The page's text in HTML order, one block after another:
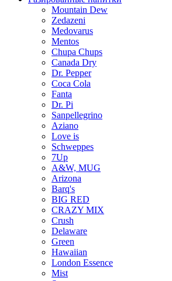
Mountain Dew
Zedazeni
Medovarus
Mentos
Chupa Chups
Canada Dry
Dr. Pepper
Coca Cola
Fanta
Dr. Pi
Sanpellegrino
Aziano
Love is
Schweppes
7Up
A&W, MUG
Arizona
Barq's
BIG RED
CRAZY MIX
Crush
Delaware
Green
Hawaiian
London Essence
Mist